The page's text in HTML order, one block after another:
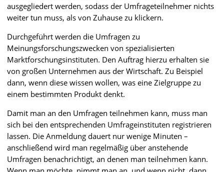
ausgegliedert werden, sodass der Umfrageteilnehmer nichts
weiter tun muss, als von Zuhause zu klickern.
Durchgeführt werden die Umfragen zu
Meinungsforschungszwecken von spezialisierten
Marktforschungsinstituten. Den Auftrag hierzu erhalten sie
von großen Unternehmen aus der Wirtschaft. Zu Beispiel
dann, wenn diese wissen wollen, was eine Zielgruppe zu
einem bestimmten Produkt denkt.
Damit man an den Umfragen teilnehmen kann, muss man
sich bei den entsprechenden Umfrageinstituten registrieren
lassen. Die Anmeldung dauert nur wenige Minuten –
anschließend wird man regelmäßig über anstehende
Umfragen benachrichtigt, an denen man teilnehmen kann.